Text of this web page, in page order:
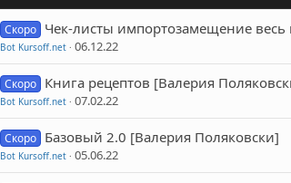
Скоро Чек-листы импортозамещение весь
Bot Kursoff.net 06.12.22
Скоро Книга рецептов [Валерия
Bot Kursoff.net 07.02.22
Скоро Базовый 2.0 [Валерия Поляковски]
Bot Kursoff.net 05.06.22